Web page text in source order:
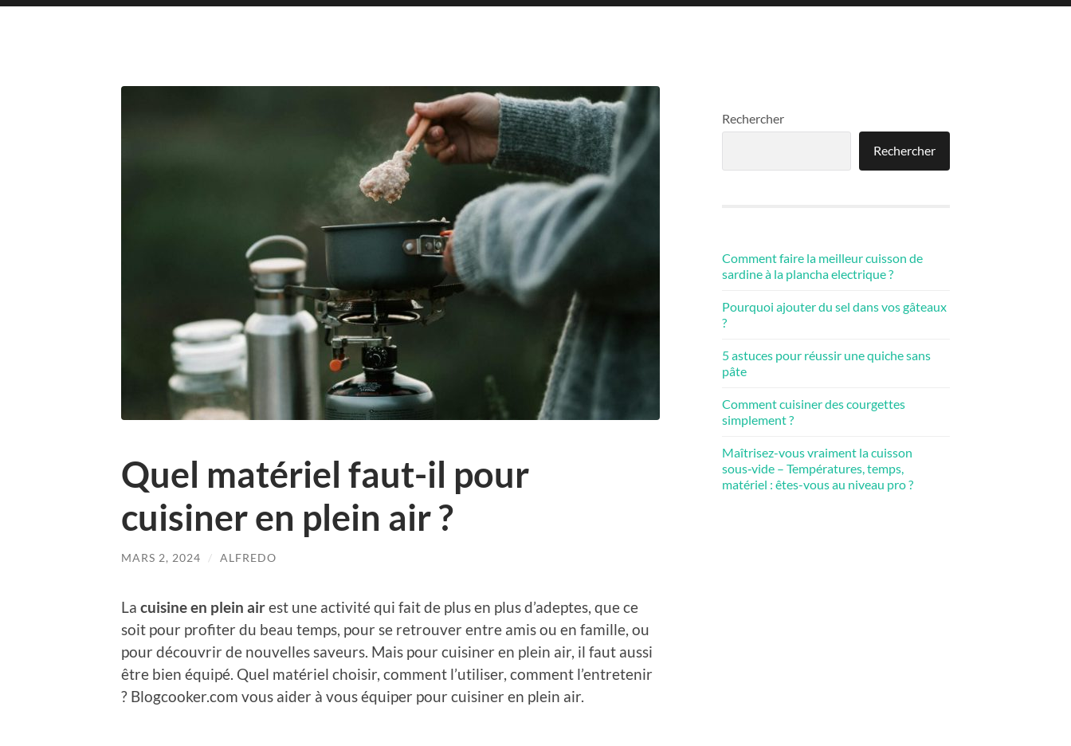
Quel matériel faut-il pour
cuisiner en plein air ?
MARS 2, 2024 / ALFREDO
La cuisine en plein airest une activité qui fait de plus en plus d’adeptes, que ce
soit pour profiter du beau temps, pour se retrouver entre amis ou en famille, ou
pour découvrir de nouvelles saveurs. Mais pour cuisiner en plein air, il faut aussi
être bien équipé. Quel matériel choisir, comment l’utiliser, comment l’entretenir
? Blogcooker.com vous aider à vous équiper pour cuisiner en plein air.
Rechercher
Rechercher
Comment faire la meilleur cuisson de
sardine à la plancha electrique ?
Pourquoi ajouter du sel dans vos gâteaux
?
5 astuces pour réussir une quiche sans
pâte
Comment cuisiner des courgettes
simplement ?
Maîtrisez-vous vraiment la cuisson
sous‑vide – Températures, temps,
matériel : êtes-vous au niveau pro ?